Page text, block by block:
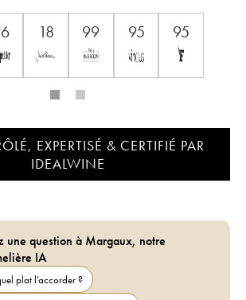
18 99 95 95
EXPERTISÉ & CERTIFIÉ PAR
IDEALWINE
une question à Margaux, notre
IA
plat l'accorder ?